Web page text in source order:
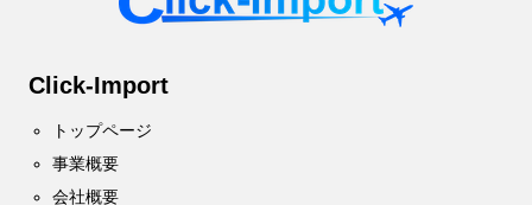
Click-Import
トップページ
事業概要
会社概要